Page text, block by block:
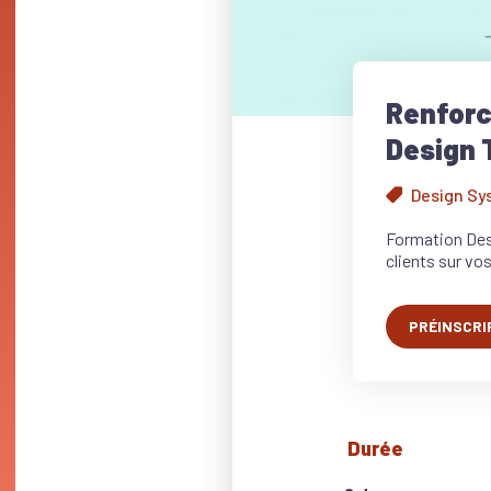
Design
Design
Formation
clients sur
Durée